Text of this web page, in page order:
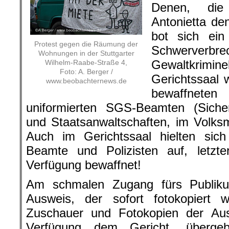
Protest gegen die Räumung der
Wohnungen in der Stuttgarter
Wilhelm-Raabe-Straße 4,
Foto: A. Berger /
www.beobachternews.de
Denen,
Antonietta
bot sich
Gerichtssaal
uniformierten SGS-Beamten
und Staatsanwaltschaften, im
Auch im Gerichtssaal hielten
Beamte und Polizisten auf,
Verfügung bewaffnet!
Am schmalen Zugang fürs
Ausweis, der sofort fotokopiert
Zuschauer und Fotokopien der